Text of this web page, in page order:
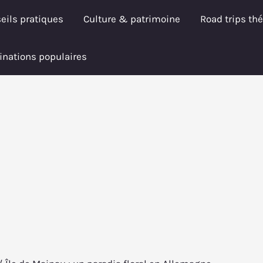
pratiques Culture & patrimoine Road trips
populaires